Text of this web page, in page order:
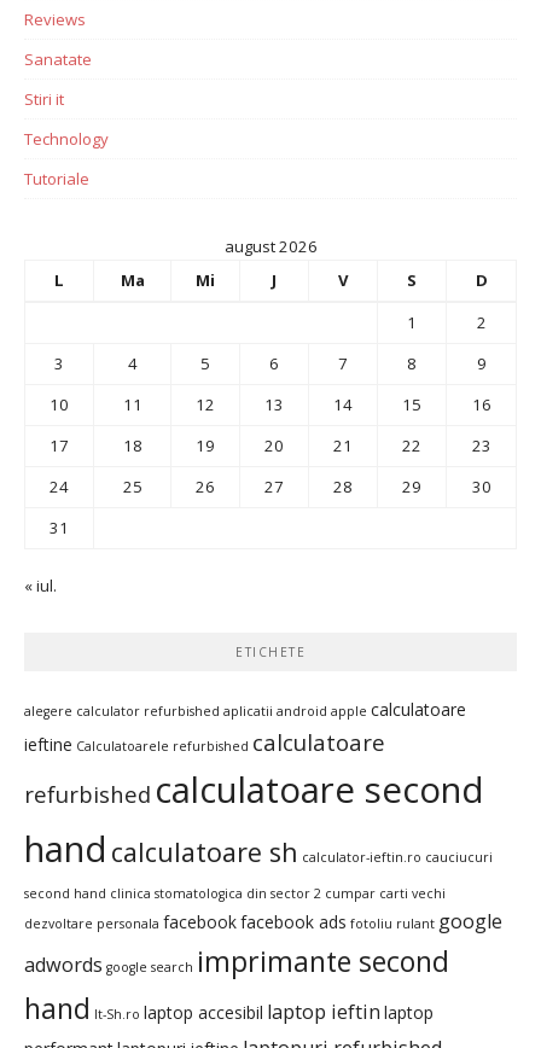
Reviews
Sanatate
Stiri it
Technology
Tutoriale
august 2026
L
Ma Mi J V S
D
1
2
3
4 5 6 7 8
9
10
11 12 13 14 15
16
17
18 19 20 21 22
23
24
25 26 27 28 29
30
31
« iul.
ETICHETE
alegere calculator refurbished aplicatii android apple calculatoare
ieftine Calculatoarele refurbished calculatoare
refurbished calculatoare second
hand calculatoare sh calculator-ieftin.ro cauciucuri
second hand clinica stomatologica din sector 2 cumpar carti vechi
dezvoltare personala facebookfacebook ads fotoliu rulant google
adwords google search imprimante second
hand It-Sh.ro laptop accesibil laptop ieftin laptop